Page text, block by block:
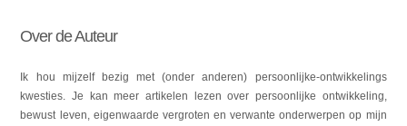
Over de Auteur
Ik hou mijzelf bezig met (onder anderen) persoonlijke-ontwikkelings
kwesties. Je kan meer artikelen lezen over persoonlijke ontwikkeling,
bewust leven, eigenwaarde vergroten en verwante onderwerpen op mijn